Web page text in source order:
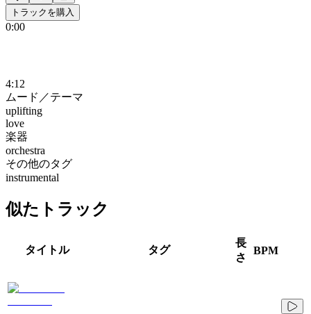
トラックを購入
0:00
4:12
ムード／テーマ
uplifting
love
楽器
orchestra
その他のタグ
instrumental
似たトラック
タイトル タグ
長
さ
BPM